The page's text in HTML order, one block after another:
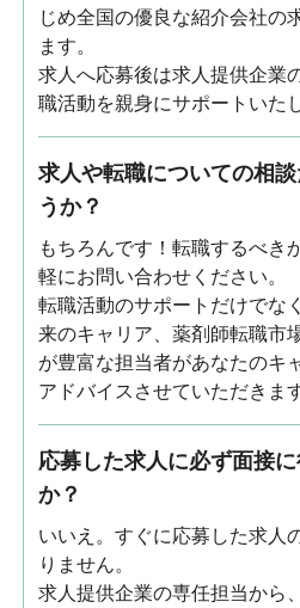
じめ全国の優良な紹介会社の
ます。
求人へ応募後は求人提供企業
職活動を親身にサポートいた
求人や転職についての相
うか？
もちろんです！転職するべき
軽にお問い合わせください。
転職活動のサポートだけでな
来のキャリア、薬剤師転職市
が豊富な担当者があなたのキ
アドバイスさせていただきます
応募した求人に必ず面接
か？
いいえ。すぐに応募した求人
りません。
求人提供企業の専任担当から